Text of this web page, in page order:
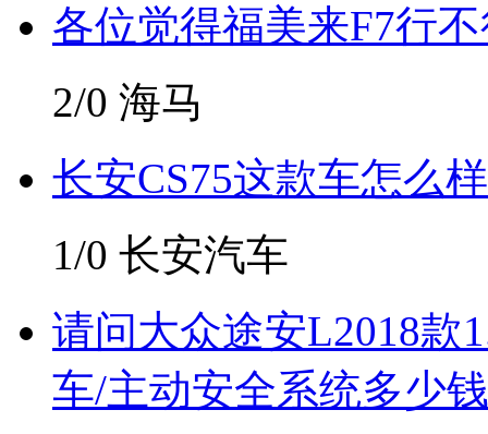
各位觉得福美来F7行
2/0 海马
长安CS75这款车怎么样
1/0 长安汽车
请问大众途安L2018款
车/主动安全系统多少